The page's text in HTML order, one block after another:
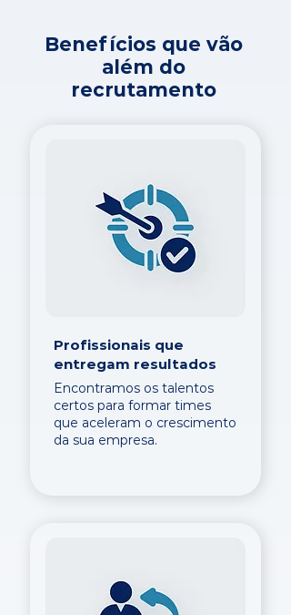
Benefícios que vão
além do
recrutamento
Profissionais que
entregam resultados
Encontramos os talentos
certos para formar times
que aceleram o crescimento
da sua empresa.